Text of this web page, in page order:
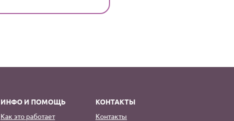
ИНФО И ПОМОЩЬ
Как это работает
КОНТАКТЫ
Контакты